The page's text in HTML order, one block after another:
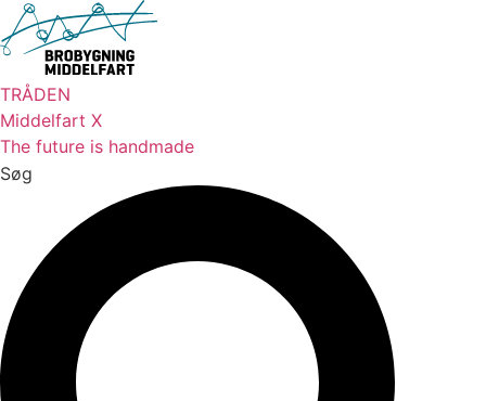
Videre
til
indhold
TRÅDEN
Middelfart X
The future is handmade
Søg